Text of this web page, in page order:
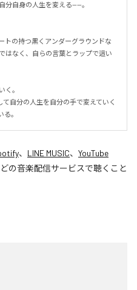
分自身の人生を変える——。
トの持つ黒くアンダーグラウンドな
はなく、自らの言葉とラップで這い
く。
て自分の人生を自分の手で変えていく
。
、 LINE MUSIC、 YouTube
の音楽配信サービスで聴くこと